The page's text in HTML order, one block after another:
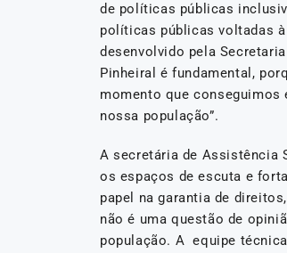
de políticas públicas
políticas públicas voltadas
desenvolvido pela
Pinheiral é fundamental,
momento que
nossa população”.
A secretária de Assistência
os espaços de escuta e
papel na garantia de
não é uma questão de
população. A equipe